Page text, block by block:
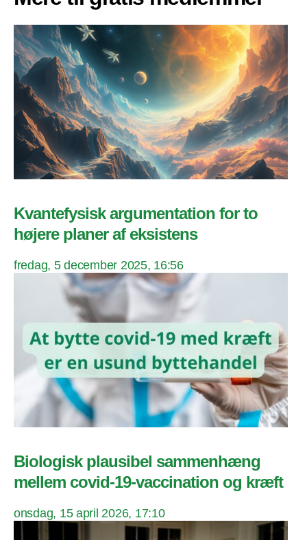
Kvantefysisk argumentation for to
højere planer af eksistens
fredag, 5 december 2025, 16:56
Biologisk plausibel sammenhæng
mellem covid-19-vaccination og kræft
onsdag, 15 april 2026, 17:10